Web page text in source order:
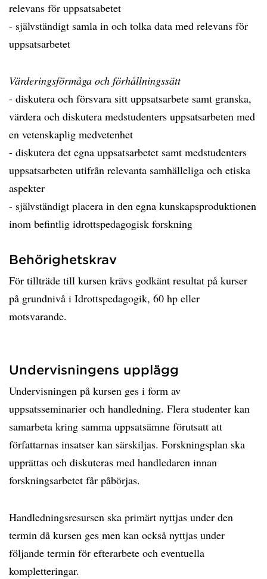
relevans för uppsatsabetet
- självständigt samla in och tolka data med relevans för
uppsatsarbetet
Värderingsförmåga och förhållningssätt
- diskutera och försvara sitt uppsatsarbete samt granska,
värdera och diskutera medstudenters uppsatsarbeten med
en vetenskaplig medvetenhet
- diskutera det egna uppsatsarbetet samt medstudenters
uppsatsarbeten utifrån relevanta samhälleliga och etiska
aspekter
- självständigt placera in den egna kunskapsproduktionen
inom befintlig idrottspedagogisk forskning
Behörighetskrav
För tillträde till kursen krävs godkänt resultat på kurser
på grundnivå i Idrottspedagogik, 60 hp eller
motsvarande.
Undervisningens upplägg
Undervisningen på kursen ges i form av
uppsatsseminarier och handledning. Flera studenter kan
samarbeta kring samma uppsatsämne förutsatt att
författarnas insatser kan särskiljas. Forskningsplan ska
upprättas och diskuteras med handledaren innan
forskningsarbetet får påbörjas.
Handledningsresursen ska primärt nyttjas under den
termin då kursen ges men kan också nyttjas under
följande termin för efterarbete och eventuella
kompletteringar.